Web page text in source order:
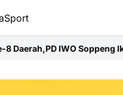
Semarakkan Puncak HUT